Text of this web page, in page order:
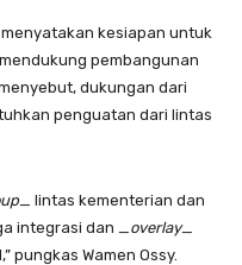
kesiapan untuk
pembangunan
dukungan dari
penguatan dari lintas
_ lintas kementerian dan
integrasi dan _ overlay_
pungkas Wamen Ossy.